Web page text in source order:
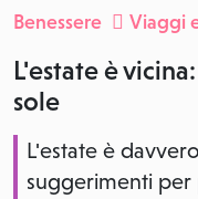
Benessere Viaggi
L'estate è
sole
L'estate è
suggerimenti per